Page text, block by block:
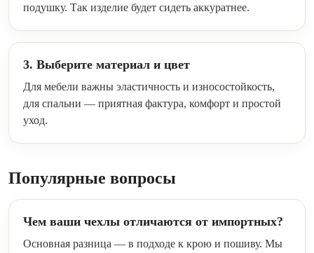
подушку. Так изделие будет сидеть аккуратнее.
3. Выберите материал и цвет
Для мебели важны эластичность и износостойкость,
для спальни — приятная фактура, комфорт и простой
уход.
Популярные вопросы
Чем ваши чехлы отличаются от импортных?
Основная разница — в подходе к крою и пошиву. Мы